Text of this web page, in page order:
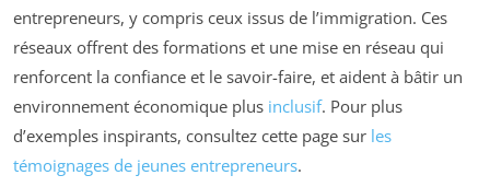
entrepreneurs, y compris ceux issus de l’immigration. Ces
réseaux offrent des formations et une mise en réseau qui
renforcent la confiance et le savoir-faire, et aident à bâtir un
environnement économique plus inclusif. Pour plus
d’exemples inspirants, consultez cette page sur les
témoignages de jeunes entrepreneurs.